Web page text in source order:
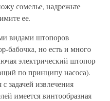
сомелье, надрежьте
ее.
видами штопоров
бабочка, но есть и много
электрический штопор
по принципу насоса).
задачей извлечения
имеется винтообразная